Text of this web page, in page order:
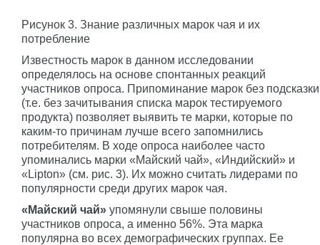
Рисунок 3. Знание различных марок чая и их
потребление
Известность марок в данном исследовании
определялось на основе спонтанных реакций
участников опроса. Припоминание марок без подсказки
(т.е. без зачитывания списка марок тестируемого
продукта) позволяет выявить те марки, которые по
каким-то причинам лучше всего запомнились
потребителям. В ходе опроса наиболее часто
упоминались марки «Майский чай», «Индийский» и
«Lipton» (см. рис. 3). Их можно считать лидерами по
популярности среди других марок чая.
«Майский чай» упомянули свыше половины
участников опроса, а именно 56%. Эта марка
популярна во всех демографических группах. Ее